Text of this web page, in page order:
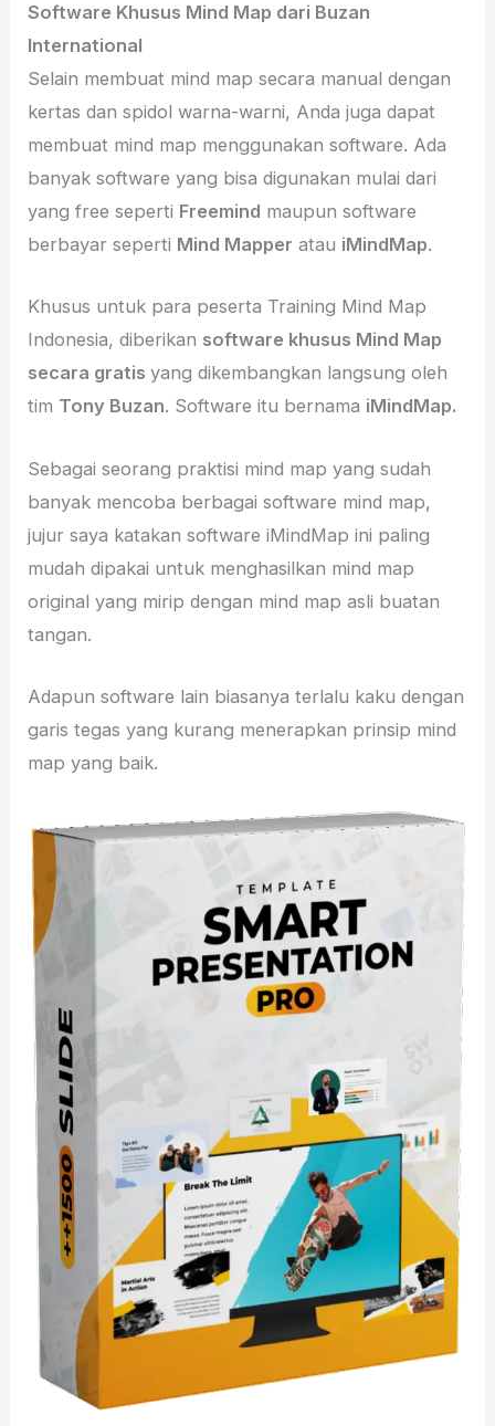
Software Khusus Mind Map dari Buzan
International
Selain membuat mind map secara manual dengan
kertas dan spidol warna-warni, Anda juga dapat
membuat mind map menggunakan software. Ada
banyak software yang bisa digunakan mulai dari
yang free seperti Freemind maupun software
berbayar seperti Mind Mapper atau iMindMap.
Khusus untuk para peserta Training Mind Map
Indonesia, diberikan software khusus Mind Map
secara gratisyang dikembangkan langsung oleh
tim Tony Buzan. Software itu bernama iMindMap.
Sebagai seorang praktisi mind map yang sudah
banyak mencoba berbagai software mind map,
jujur saya katakan software iMindMap ini paling
mudah dipakai untuk menghasilkan mind map
original yang mirip dengan mind map asli buatan
tangan.
Adapun software lain biasanya terlalu kaku dengan
garis tegas yang kurang menerapkan prinsip mind
map yang baik.